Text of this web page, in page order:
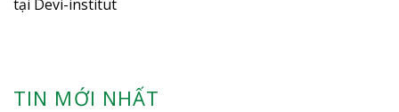
tại Devi-institut
TIN MỚI NHẤT